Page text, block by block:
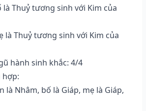
là Thuỷ tương sinh với Kim của
là Thuỷ tương sinh với Kim của
hành sinh khắc: 4/4
hợp:
là Nhâm, bố là Giáp, mẹ là Giáp,